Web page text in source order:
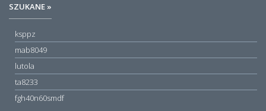
SZUKANE »
ksppz
mab8049
lutola
ta8233
fgh40n60smdf